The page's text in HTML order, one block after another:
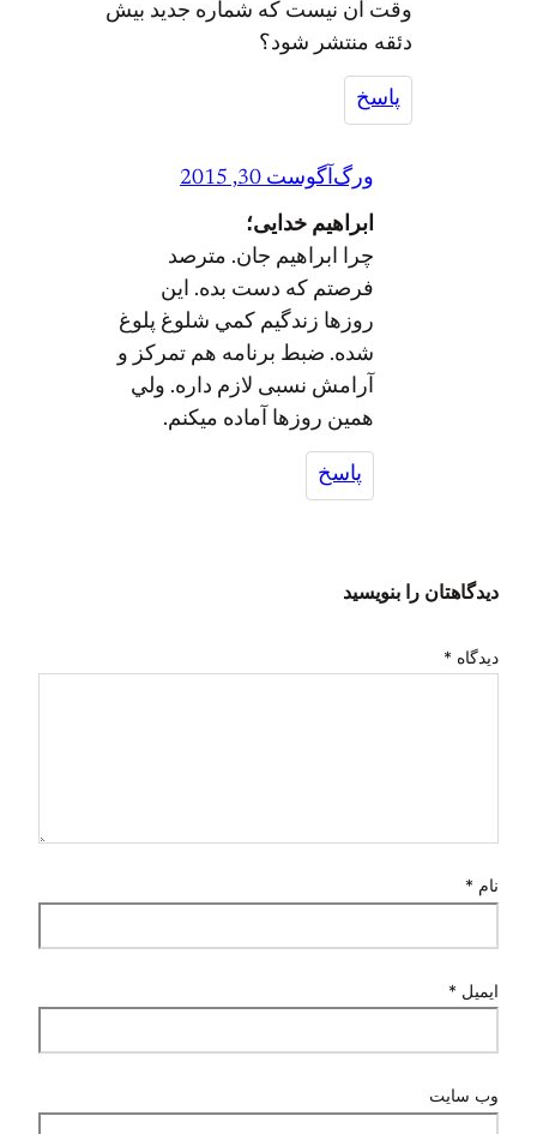
وقت آن نیست که شماره جدید بیش
دئقه منتشر شود؟
پاسخ
ورگآگوست 30, 2015
ابراهیم خدایی؛
چرا ابراهيم جان. مترصد
فرصتم که دست بده. اين
روزها زندگيم کمي شلوغ پلوغ
شده. ضبط برنامه هم تمرکز و
آرامش نسبی لازم داره. ولي
همين روزها آماده ميکنم.
پاسخ
دیدگاهتان را بنویسید
دیدگاه *
نام *
ایمیل *
وب‌ سایت